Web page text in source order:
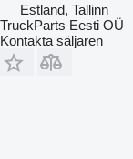
Estland, Tallinn
TruckParts Eesti OÜ
Kontakta säljaren